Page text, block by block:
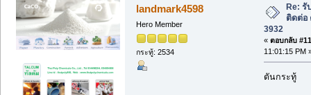
landmark4598
Hero Member
กระทู้: 2534
Re: รั
ติดต่อ
3932
« ตอบกลับ
11:01:15 PM
ดันกระทู้